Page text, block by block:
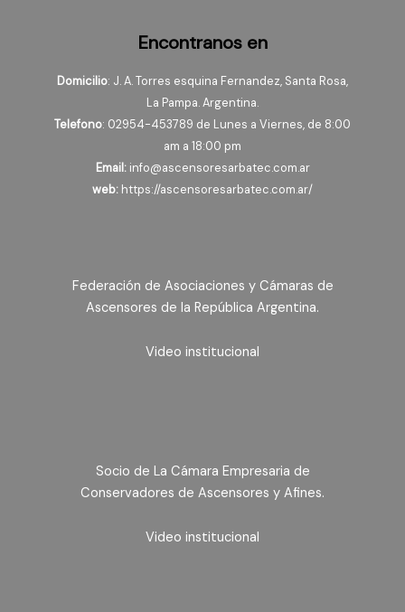
Encontranos en
Domicilio: J. A. Torres esquina Fernandez, Santa Rosa,
La Pampa. Argentina.
Telefono: 02954-453789 de Lunes a Viernes, de 8:00
am a 18:00 pm
Email: info@ascensoresarbatec.com.ar
web: https://ascensoresarbatec.com.ar/
Federación de Asociaciones y Cámaras de
Ascensores de la República Argentina.
Video institucional
Socio de La Cámara Empresaria de
Conservadores de Ascensores y Afines.
Video institucional